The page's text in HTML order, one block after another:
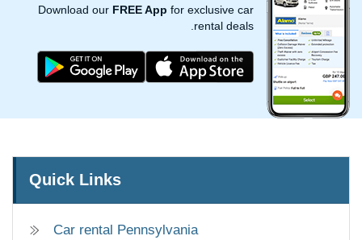
Download our FREE App for exclusive car
rental deals.
Quick Links
Car rental Pennsylvania